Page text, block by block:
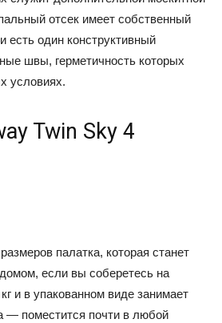
отсек имеет собственный
есть один конструктивный
швы, герметичность которых
условиях.
Twin Sky 4
палатка, которая станет
если вы соберетесь на
и в упакованном виде занимает
— поместится почти в любой